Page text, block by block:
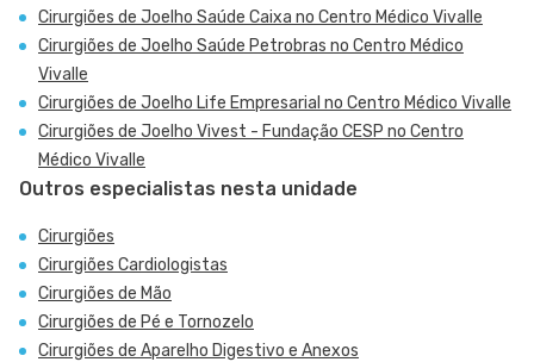
Cirurgiões de Joelho Saúde Caixa no Centro Médico Vivalle
Cirurgiões de Joelho Saúde Petrobras no Centro Médico
Vivalle
Cirurgiões de Joelho Life Empresarial no Centro Médico Vivalle
Cirurgiões de Joelho Vivest - Fundação CESP no Centro
Médico Vivalle
Outros especialistas nesta unidade
Cirurgiões
Cirurgiões Cardiologistas
Cirurgiões de Mão
Cirurgiões de Pé e Tornozelo
Cirurgiões de Aparelho Digestivo e Anexos